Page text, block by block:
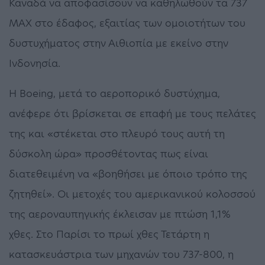
Καναδά να αποφασίσουν να καθηλωθούν τα 737
MAX στο έδαφος, εξαιτίας των ομοιοτήτων του
δυστυχήματος στην Αιθιοπία με εκείνο στην
Ινδονησία.
Η Boeing, μετά το αεροπορικό δυστύχημα,
ανέφερε ότι βρίσκεται σε επαφή με τους πελάτες
της και «στέκεται στο πλευρό τους αυτή τη
δύσκολη ώρα» προσθέτοντας πως είναι
διατεθειμένη να «βοηθήσει με όποιο τρόπο της
ζητηθεί». Οι μετοχές του αμερικανικού κολοσσού
της αεροναυπηγικής έκλεισαν με πτώση 1,1%
χθες. Στο Παρίσι το πρωί χθες Τετάρτη η
κατασκευάστρια των μηχανών του 737-800, η